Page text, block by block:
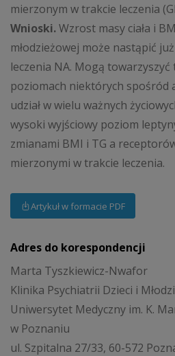
mierzonym w trakcie leczenia
Wnioski.Wzrost masy ciała i
młodzieżowej może nastąpić
leczenia NA. Mogą
poziomach niektórych spośród
udział w wielu ważnych
wysoki wyjściowy poziom
zmianami BMI i TG a
mierzonymi w trakcie leczenia.
Artykuł w formacie PDF
Adres do korespondencji
Marta Tyszkiewicz-Nwafor
Klinika Psychiatrii Dzieci i
Uniwersytet Medyczny im. K.
w Poznaniu
ul. Szpitalna 27/33, 60-572